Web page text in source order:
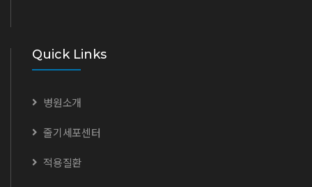
Quick Links
병원소개
줄기세포센터
적용질환